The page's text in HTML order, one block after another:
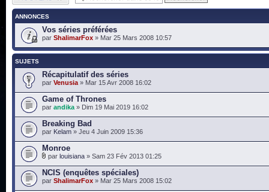
ANNONCES
Vos séries préférées
par ShalimarFox » Mar 25 Mars 2008 10:57
SUJETS
Récapitulatif des séries
par Venusia » Mar 15 Avr 2008 16:02
Game of Thrones
par andika » Dim 19 Mai 2019 16:02
Breaking Bad
par Kelam » Jeu 4 Juin 2009 15:36
Monroe
par louisiana » Sam 23 Fév 2013 01:25
NCIS (enquêtes spéciales)
par ShalimarFox » Mar 25 Mars 2008 15:02